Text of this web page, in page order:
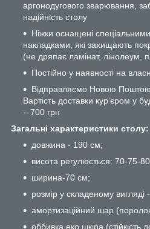
аргонодугового зварювання,
надійність столу
Ніжки оснащені
накладками, які захищають
(не дряпає ламінат, лінолеум,
Постійно у наявності на
Відправляємо Новою
Вартість доставки кур'єром у
– 700 грн
Загальні характеристики столу:
довжина - 190 см;
висота регулюється: 70-75-
ширина-70 см;
розмір у складеному
амортизаційний шар
оббивка еко шкіра (стійкість